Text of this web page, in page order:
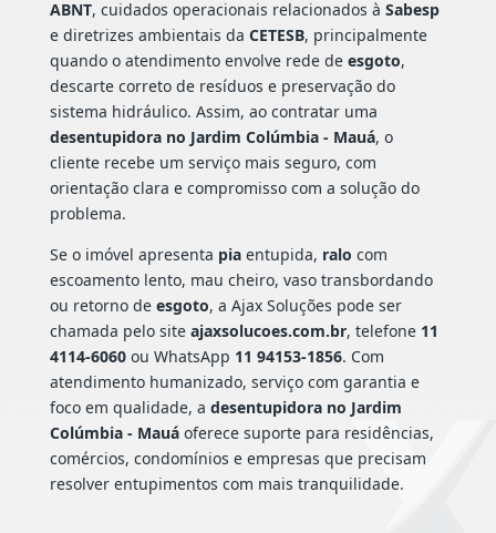
ABNT, cuidados operacionais relacionados à Sabesp
e diretrizes ambientais da CETESB, principalmente
quando o atendimento envolve rede de esgoto,
descarte correto de resíduos e preservação do
sistema hidráulico. Assim, ao contratar uma
desentupidora no Jardim Colúmbia - Mauá, o
cliente recebe um serviço mais seguro, com
orientação clara e compromisso com a solução do
problema.
Se o imóvel apresenta piaentupida, ralo com
escoamento lento, mau cheiro, vaso transbordando
ou retorno de esgoto, a Ajax Soluções pode ser
chamada pelo site ajaxsolucoes.com.br, telefone 11
4114-6060ou WhatsApp 11 94153-1856. Com
atendimento humanizado, serviço com garantia e
foco em qualidade, a desentupidora no Jardim
Colúmbia - Mauáoferece suporte para residências,
comércios, condomínios e empresas que precisam
resolver entupimentos com mais tranquilidade.